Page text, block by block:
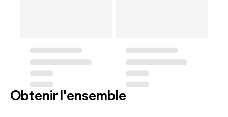
Obtenir l'ensemble